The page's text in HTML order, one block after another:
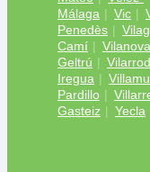
Málaga
Vic
Penedès
Camí
Geltrú
Iregua
Pardillo
Gasteiz
Yecla